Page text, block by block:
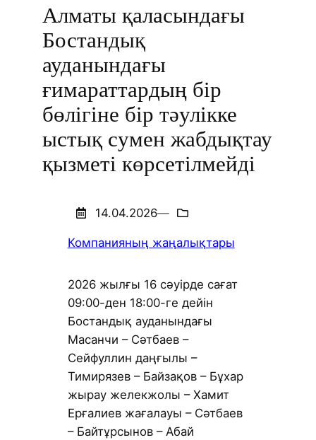
Алматы қаласындағы
Бостандық
ауданындағы
ғимараттардың бір
бөлігіне бір тәулікке
ыстық сумен жабдықтау
қызметі көрсетілмейді
14.04.2026—
Компанияның жаңалықтары
2026 жылғы 16 сәуірде сағат
09:00-ден 18:00-ге дейін
Бостандық ауданындағы
Масанчи – Сәтбаев –
Сейфуллин даңғылы –
Тимирязев – Байзақов – Бұхар
жырау желекжолы – Хамит
Ерғалиев жағалауы – Сәтбаев
– Байтұрсынов – Абай